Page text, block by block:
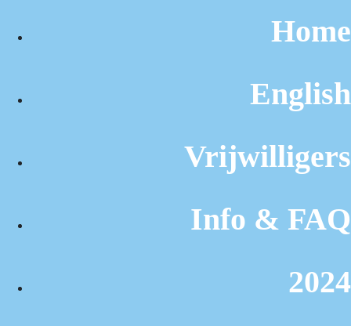
Home
English
Vrijwilligers
Info & FAQ
2024